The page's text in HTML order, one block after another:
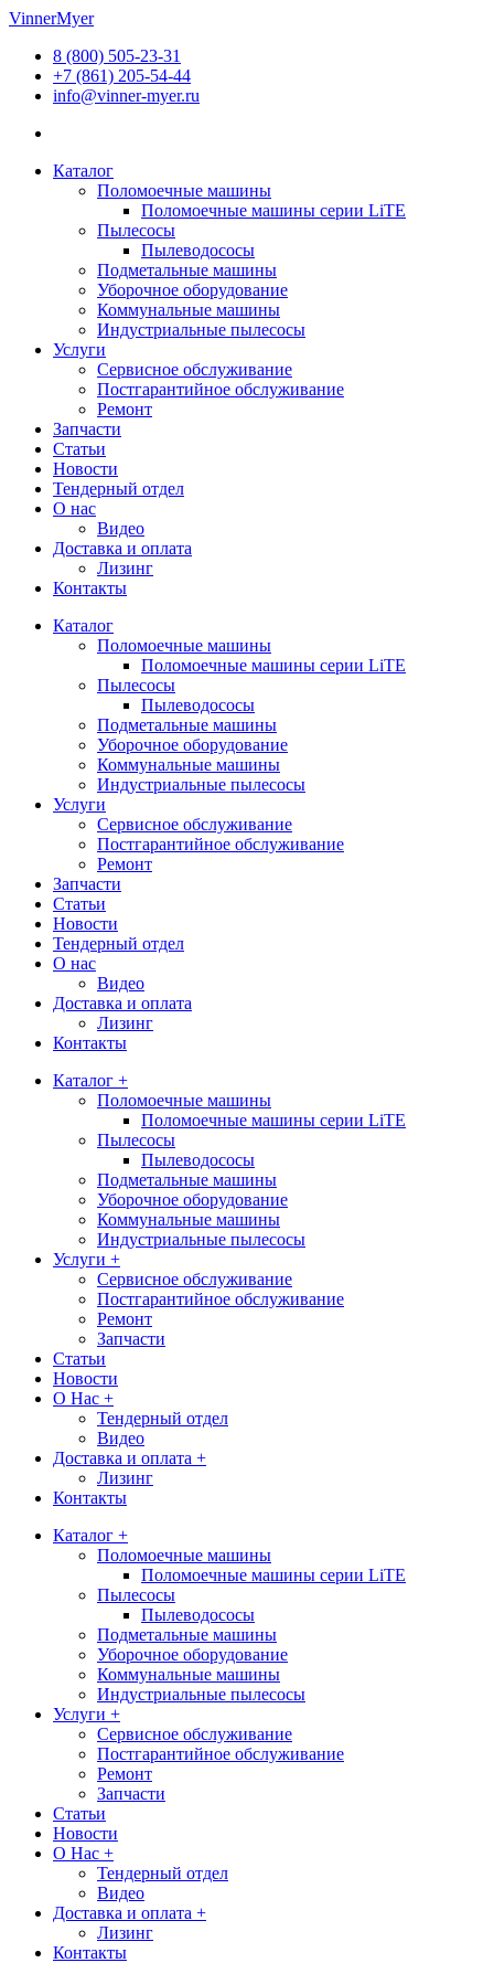
Перейти
содержимому
VinnerMyer
8 (800) 505-23-31
+7 (861) 205-54-44
info@vinner-myer.ru
Каталог
Поломоечные машины
Поломоечные машины серии LiTE
Пылесосы
Пылеводососы
Подметальные машины
Уборочное оборудование
Коммунальные машины
Индустриальные пылесосы
Услуги
Сервисное обслуживание
Постгарантийное обслуживание
Ремонт
Запчасти
Статьи
Новости
Тендерный отдел
О нас
Видео
Доставка и оплата
Лизинг
Контакты
Каталог
Поломоечные машины
Поломоечные машины серии LiTE
Пылесосы
Пылеводососы
Подметальные машины
Уборочное оборудование
Коммунальные машины
Индустриальные пылесосы
Услуги
Сервисное обслуживание
Постгарантийное обслуживание
Ремонт
Запчасти
Статьи
Новости
Тендерный отдел
О нас
Видео
Доставка и оплата
Лизинг
Контакты
Каталог +
Поломоечные машины
Поломоечные машины серии LiTE
Пылесосы
Пылеводососы
Подметальные машины
Уборочное оборудование
Коммунальные машины
Индустриальные пылесосы
Услуги +
Сервисное обслуживание
Постгарантийное обслуживание
Ремонт
Запчасти
Статьи
Новости
О Нас +
Тендерный отдел
Видео
Доставка и оплата +
Лизинг
Контакты
Каталог +
Поломоечные машины
Поломоечные машины серии LiTE
Пылесосы
Пылеводососы
Подметальные машины
Уборочное оборудование
Коммунальные машины
Индустриальные пылесосы
Услуги +
Сервисное обслуживание
Постгарантийное обслуживание
Ремонт
Запчасти
Статьи
Новости
О Нас +
Тендерный отдел
Видео
Доставка и оплата +
Лизинг
Контакты